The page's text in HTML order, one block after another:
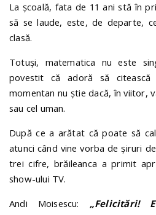
La școală, fata de 11 ani stă în
să se laude, este, de departe,
clasă.
Totuși, matematica nu este
povestit că adoră să
momentan nu știe dacă, în viitor,
sau cel uman.
După ce a arătat că poate să
atunci când vine vorba de șiruri
trei cifre, brăileanca a primit
show-ului TV.
Andi Moisescu: „Felicitări!